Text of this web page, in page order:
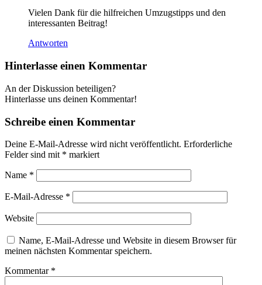
Vielen Dank für die hilfreichen Umzugstipps und den
interessanten Beitrag!
Antworten
Hinterlasse einen Kommentar
An der Diskussion beteiligen?
Hinterlasse uns deinen Kommentar!
Schreibe einen Kommentar
Deine E-Mail-Adresse wird nicht veröffentlicht. Erforderliche
Felder sind mit * markiert
Name *
E-Mail-Adresse *
Website
Name, E-Mail-Adresse und Website in diesem Browser für
meinen nächsten Kommentar speichern.
Kommentar *